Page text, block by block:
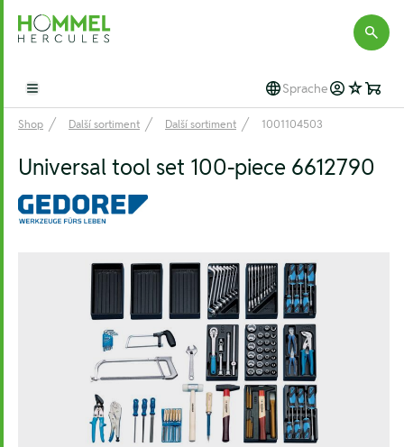
Hommel Hercules
Open main menu Sprache
Shop Další sortiment Další sortiment 1001104503
Universal tool set 100-piece 6612790